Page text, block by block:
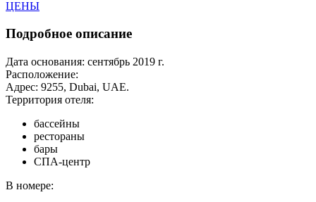
ЦЕНЫ
Подробное описание
Дата основания: сентябрь 2019 г.
Расположение:
Адрес: 9255, Dubai, UAE.
Территория отеля:
бассейны
рестораны
бары
СПА-центр
В номере: